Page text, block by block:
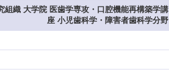
組織 大学院 医歯学専攻・口腔機能再構築学講
座 小児歯科学・障害者歯科学分野